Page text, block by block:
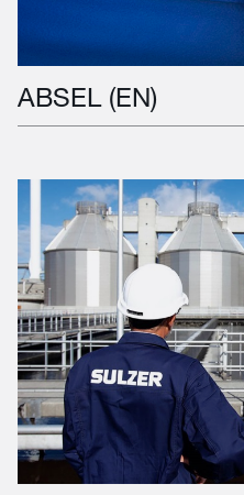
ABSEL (EN)